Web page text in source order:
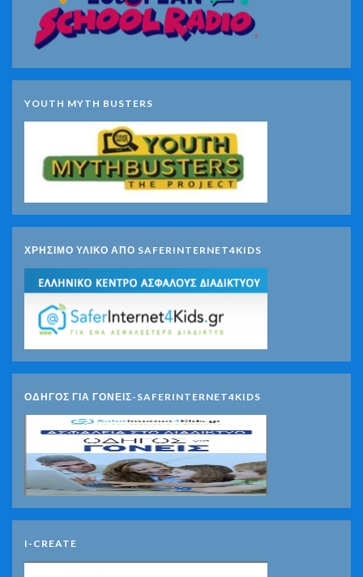
YOUTH MYTH BUSTERS
ΧΡΗΣΙΜΟ ΥΛΙΚΟ ΑΠΟ SAFERINTERNET4KIDS
ΟΔΗΓΟΣ ΓΙΑ ΓΟΝΕΙΣ-SAFERINTERNET4KIDS
I-CREATE